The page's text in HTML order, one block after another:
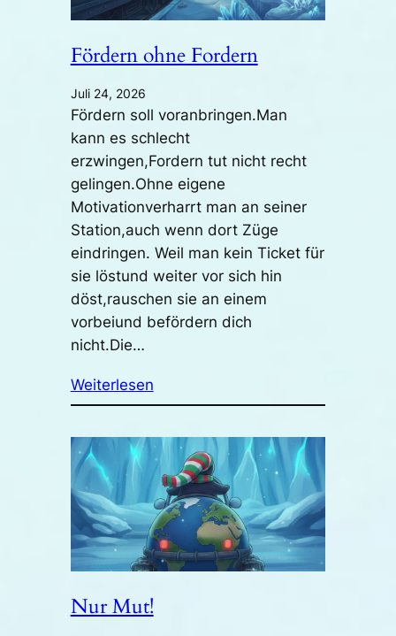
Fördern ohne Fordern
Juli 24, 2026
Fördern soll voranbringen.Man
kann es schlecht
erzwingen,Fordern tut nicht recht
gelingen.Ohne eigene
Motivationverharrt man an seiner
Station,auch wenn dort Züge
eindringen. Weil man kein Ticket für
sie löstund weiter vor sich hin
döst,rauschen sie an einem
vorbeiund befördern dich
nicht.Die…
Weiterlesen
Nur Mut!